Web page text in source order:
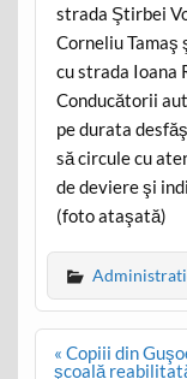
strada Ştirbei
Corneliu Tamaş
cu strada Ioana
Conducătorii
pe durata
să circule cu
de deviere şi
(foto ataşată)
Post
navigation
« Copiii din
şcoală